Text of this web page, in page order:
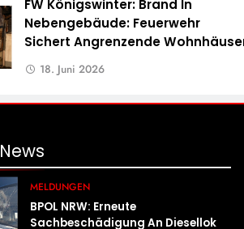
FW Königswinter: Brand In
Nebengebäude: Feuerwehr
Sichert Angrenzende
18. Juni 2026
News
MELDUNGEN
BPOL NRW: Erneute
Sachbeschädigung An Diesellok –